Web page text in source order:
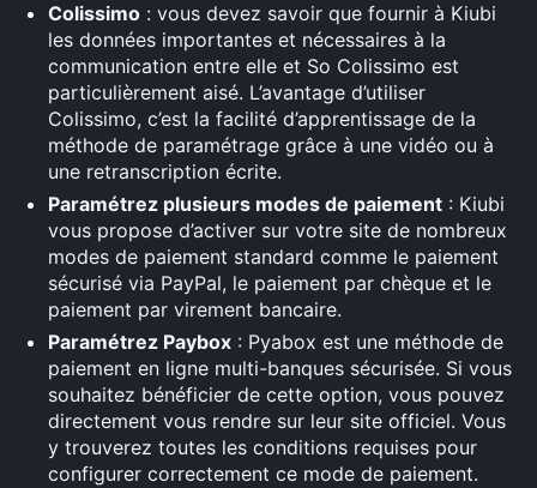
Colissimo : vous devez savoir que fournir à Kiubi
les données importantes et nécessaires à la
communication entre elle et So Colissimo est
particulièrement aisé. L’avantage d’utiliser
Colissimo, c’est la facilité d’apprentissage de la
méthode de paramétrage grâce à une vidéo ou à
une retranscription écrite.
Paramétrez plusieurs modes de paiement : Kiubi
vous propose d’activer sur votre site de nombreux
modes de paiement standard comme le paiement
sécurisé via PayPal, le paiement par chèque et le
paiement par virement bancaire.
Paramétrez Paybox : Pyabox est une méthode de
paiement en ligne multi-banques sécurisée. Si vous
souhaitez bénéficier de cette option, vous pouvez
directement vous rendre sur leur site officiel. Vous
y trouverez toutes les conditions requises pour
configurer correctement ce mode de paiement.